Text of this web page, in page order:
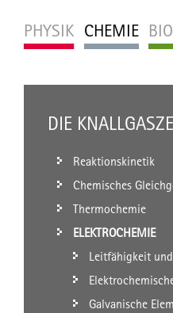
PHYSIK CHEMIE
DIE
Reaktionskinetik
Chemisches
Thermochemie
ELEKTROCHEMIE
Leitfähigkeit
Galvanische